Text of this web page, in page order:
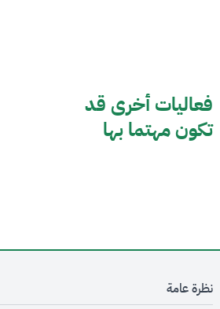
فعاليات أخرى قد
تكون مهتما بها
نظرة عامة